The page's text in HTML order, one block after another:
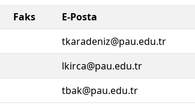
Faks
E-Posta
tkaradeniz@pau.edu.tr
lkirca@pau.edu.tr
tbak@pau.edu.tr